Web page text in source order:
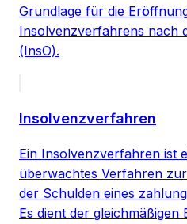
Grundlage für die
Insolvenzverfahrens nach
(InsO).
Insolvenzverfahren
Ein Insolvenzverfahren ist
überwachtes Verfahren
der Schulden eines
Es dient der gleichmäßigen